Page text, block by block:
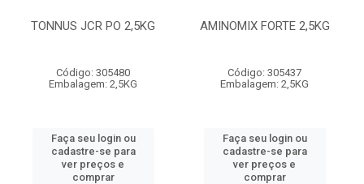
TONNUS JCR PO 2,5KG
Código: 305480
Embalagem: 2,5KG
Faça seu login ou
cadastre-se para
ver preços e
comprar
AMINOMIX FORTE 2,5KG
Código: 305437
Embalagem: 2,5KG
Faça seu login ou
cadastre-se para
ver preços e
comprar